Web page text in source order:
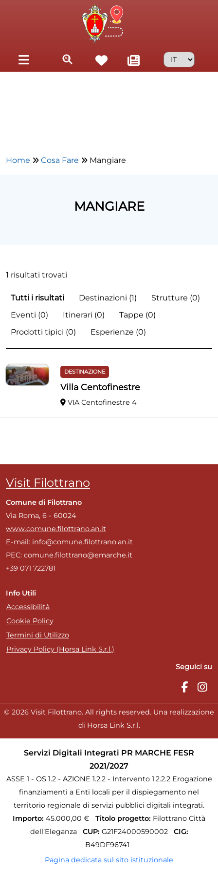
Home Cosa Fare Mangiare
MANGIARE
1 risultati trovati
Tutti i risultati Destinazioni (1)
Strutture (0)
Eventi (0)
Itinerari (0)
Tappe (0)
Prodotti tipici (0)
Esperienze (0)
DESTINAZIONE
Villa Centofinestre
VIA Centofinestre 4
Visit Filottrano
Comune di Filottrano
Via Roma, 6 - 60024
www.comune.filottrano.an.it
E-mail: info@comune.filottrano.an.it
PEC: comune.filottrano@emarche.it
+39 071 722781
Info Utili
Accessibilità
Cookie Policy
Termini di Utilizzo
Privacy Policy (Horsa Link S.r.l.)
Seguici su
© 2026 Visit Filottrano. All rights reserved. Una realizzazione
di Horsa Link S.r.l.
Servizi Digitali Integrati PR MARCHE FESR
2021/2027
ASSE 1 - OS 1.2 - AZIONE 1.2.2 - Intervento 1.2.2.2 Erogazione
finanziamenti a Enti locali per il dispiegamento nel
territorio regionale di servizi pubblici digitali integrati.
Importo: 45.000,00 € Titolo progetto: Filottrano Città
dell’Eleganza
CUP: G21F24000590002
CIG:
B49DF96741
Pagina dedicata sul sito istituzionale